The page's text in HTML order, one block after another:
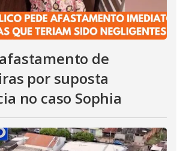
de
por suposta
no caso Sophia